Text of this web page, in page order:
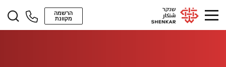
הרשמה
מקוונת